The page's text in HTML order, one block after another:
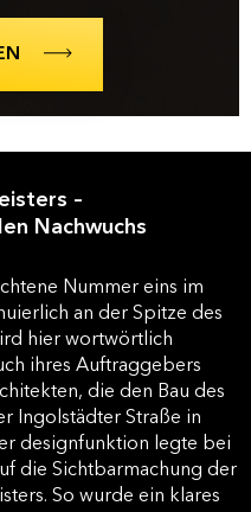
–
Nachwuchs
Nummer eins im
an der Spitze des
hier wortwörtlich
ihres Auftraggebers
die den Bau des
Ingolstädter Straße in
designfunktion legte bei
die Sichtbarmachung der
So wurde ein klares